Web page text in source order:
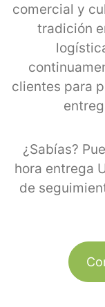
comercial y
tradición
clientes para
¿Sabías?
hora entrega
de